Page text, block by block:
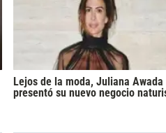
Lejos de la moda, Juliana Awada
presentó su nuevo negocio